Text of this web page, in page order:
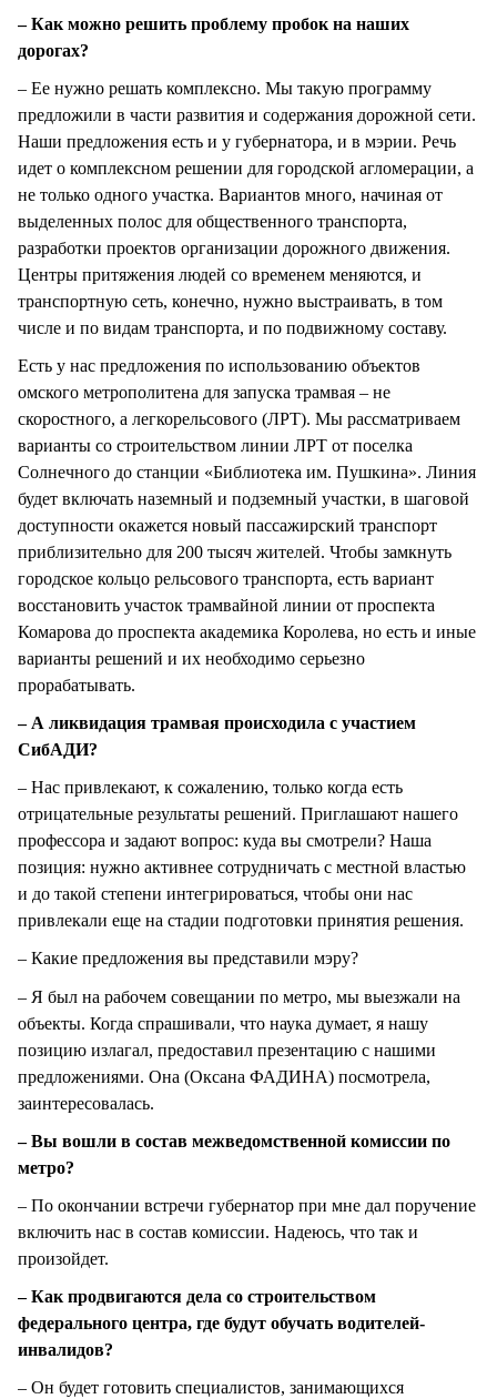
– Как можно решить проблему пробок на наших
дорогах?
– Ее нужно решать комплексно. Мы такую программу
предложили в части развития и содержания дорожной сети.
Наши предложения есть и у губернатора, и в мэрии. Речь
идет о комплексном решении для городской агломерации, а
не только одного участка. Вариантов много, начиная от
выделенных полос для общественного транспорта,
разработки проектов организации дорожного движения.
Центры притяжения людей со временем меняются, и
транспортную сеть, конечно, нужно выстраивать, в том
числе и по видам транспорта, и по подвижному составу.
Есть у нас предложения по использованию объектов
омского метрополитена для запуска трамвая – не
скоростного, а легкорельсового (ЛРТ). Мы рассматриваем
варианты со строительством линии ЛРТ от поселка
Солнечного до станции «Библиотека им. Пушкина». Линия
будет включать наземный и подземный участки, в шаговой
доступности окажется новый пассажирский транспорт
приблизительно для 200 тысяч жителей. Чтобы замкнуть
городское кольцо рельсового транспорта, есть вариант
восстановить участок трамвайной линии от проспекта
Комарова до проспекта академика Королева, но есть и иные
варианты решений и их необходимо серьезно
прорабатывать.
– А ликвидация трамвая происходила с участием
СибАДИ?
– Нас привлекают, к сожалению, только когда есть
отрицательные результаты решений. Приглашают нашего
профессора и задают вопрос: куда вы смотрели? Наша
позиция: нужно активнее сотрудничать с местной властью
и до такой степени интегрироваться, чтобы они нас
привлекали еще на стадии подготовки принятия решения.
– Какие предложения вы представили мэру?
– Я был на рабочем совещании по метро, мы выезжали на
объекты. Когда спрашивали, что наука думает, я нашу
позицию излагал, предоставил презентацию с нашими
предложениями. Она (Оксана ФАДИНА) посмотрела,
заинтересовалась.
– Вы вошли в состав межведомственной комиссии по
метро?
– По окончании встречи губернатор при мне дал поручение
включить нас в состав комиссии. Надеюсь, что так и
произойдет.
– Как продвигаются дела со строительством
федерального центра, где будут обучать водителей-
инвалидов?
– Он будет готовить специалистов, занимающихся